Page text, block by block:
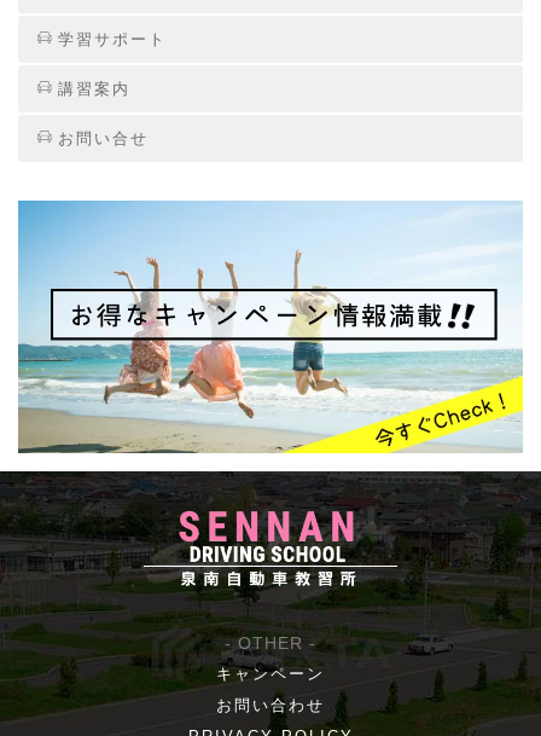
学習サポート
講習案内
お問い合せ
- OTHER -
キャンペーン
お問い合わせ